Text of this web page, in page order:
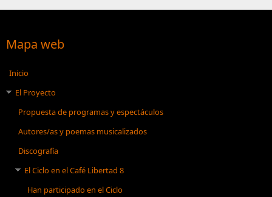
Mapa web
Inicio
El Proyecto
Propuesta de programas y espectáculos
Autores/as y poemas musicalizados
Discografía
El Ciclo en el Café Libertad 8
Han participado en el Ciclo